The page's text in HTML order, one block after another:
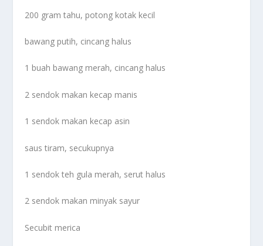
200 gram tahu, potong kotak kecil
bawang putih, cincang halus
1 buah bawang merah, cincang halus
2 sendok makan kecap manis
1 sendok makan kecap asin
saus tiram, secukupnya
1 sendok teh gula merah, serut halus
2 sendok makan minyak sayur
Secubit merica